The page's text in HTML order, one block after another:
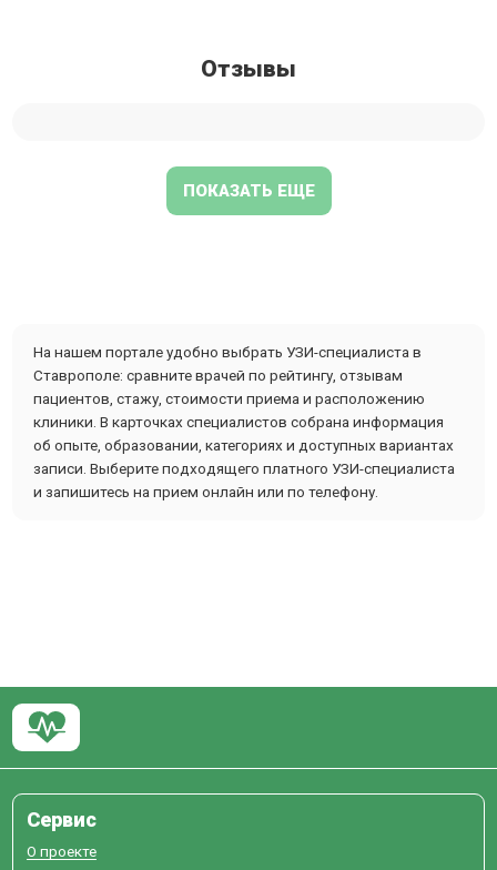
Отзывы
ПОКАЗАТЬ ЕЩЕ
На нашем портале удобно выбрать УЗИ-специалиста в
Ставрополе: сравните врачей по рейтингу, отзывам
пациентов, стажу, стоимости приема и расположению
клиники. В карточках специалистов собрана информация
об опыте, образовании, категориях и доступных вариантах
записи. Выберите подходящего платного УЗИ-специалиста
и запишитесь на прием онлайн или по телефону.
Сервис
О проекте